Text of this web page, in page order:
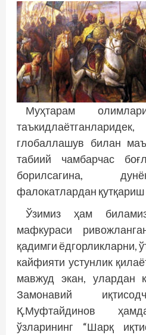
Муҳтарам
глобаллашув билан
табиий чамбарчас
борилсагина,
фалокатлардан
Ўзимиз ҳам
мафкураси
қадимги ёдгорликларни,
кайфияти устунлик
мавжуд экан, улардан
Замонавий
Қ.Муфтайдинов
ўзларининг “Шарқ